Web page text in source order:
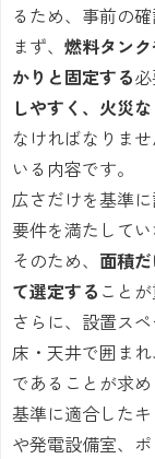
るため、事前の確
まず、 燃料タン
かりと固定する
しやすく、火災
なければなりま
いる内容です。
広さだけを基準
要件を満たして
そのため、 面積
て選定する こと
さらに、設置ス
床・天井で囲ま
であることが求
基準に適合した
や発電設備室、